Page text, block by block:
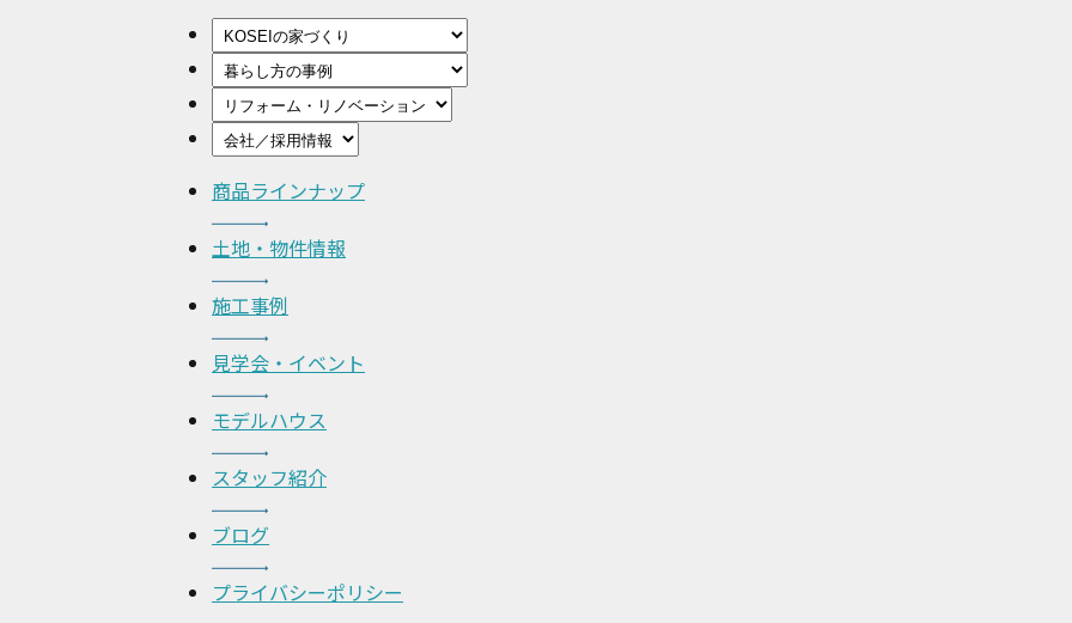
商品ラインナップ
土地・物件情報
施工事例
見学会・イベント
モデルハウス
スタッフ紹介
ブログ
プライバシーポリシー